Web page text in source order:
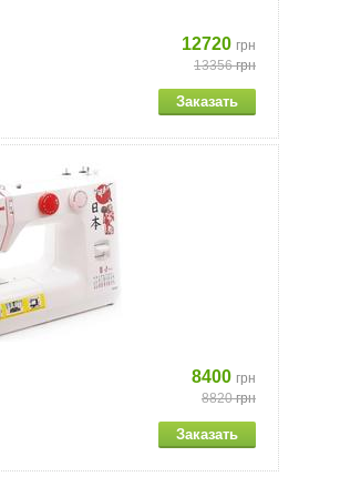
12720 грн
13356грн
8400 грн
8820грн